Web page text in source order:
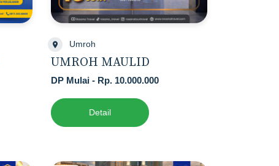
Umroh
UMROH MAULID
DP Mulai - Rp. 10.000.000
Detail